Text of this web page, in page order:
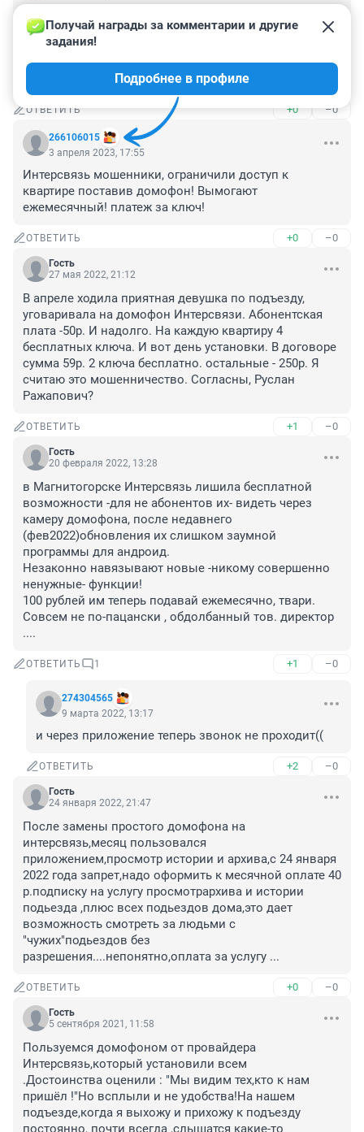
вас брать деньги за этот умный домофон. Они уже
сказали. Если у вас нет нашего телевидения или
интернета платите за умный домофон отдельную
ОТВЕТИТЬ +0 –0
266106015
Получай награды за комментарии и другие
задания!
Подробнее в профиле
3 апреля 2023, 17:55
Интерсвязь мошенники, ограничили доступ к
квартире поставив домофон! Вымогают
ежемесячный! платеж за ключ!
ОТВЕТИТЬ +0 –0
Гость
27 мая 2022, 21:12
В апреле ходила приятная девушка по подъезду,
уговаривала на домофон Интерсвязи. Абонентская
плата -50р. И надолго. На каждую квартиру 4
бесплатных ключа. И вот день установки. В договоре
сумма 59р. 2 ключа бесплатно. остальные - 250р. Я
считаю это мошенничество. Согласны, Руслан
Ражапович?
ОТВЕТИТЬ +1 –0
Гость
20 февраля 2022, 13:28
в Магнитогорске Интерсвязь лишила бесплатной
возможности -для не абонентов их- видеть через
камеру домофона, после недавнего
(фев2022)обновления их слишком заумной
программы для андроид.
Незаконно навязывают новые -никому совершенно
ненужные- функции!
100 рублей им теперь подавай ежемесячно, твари.
Совсем не по-пацански , обдолбанный тов. директор
....
ОТВЕТИТЬ 1 +1 –0
274304565
9 марта 2022, 13:17
и через приложение теперь звонок не проходит((
ОТВЕТИТЬ +2 –0
Гость
24 января 2022, 21:47
После замены простого домофона на
интерсвязь,месяц пользовался
приложением,просмотр истории и архива,с 24 января
2022 года запрет,надо оформить к месячной оплате 40
р.подписку на услугу просмотрархива и истории
подьезда ,плюс всех подьездов дома,это дает
возможность смотреть за людьми с
"чужих"подьездов без
разрешения....непонятно,оплата за услугу ...
ОТВЕТИТЬ +0 –0
Гость
5 сентября 2021, 11:58
Пользуемся домофоном от провайдера
Интерсвязь,который установили всем
.Достоинства оценили : "Мы видим тех,кто к нам
пришёл !"Но всплыли и не удобства!На нашем
подъезде,когда я выхожу и прихожу к подъезду
постоянно, почти всегда ,слышатся какие-то